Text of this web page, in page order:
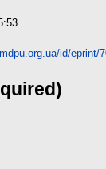
id/eprint/